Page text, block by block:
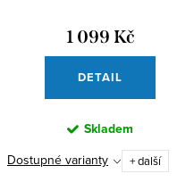
1 099 Kč
DETAIL
Skladem
Dostupné varianty + další